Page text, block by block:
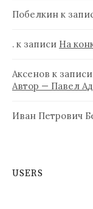
Побелкин к
. к записи На
Аксенов к записи
Автор — Павел
Иван Петрович
USERS